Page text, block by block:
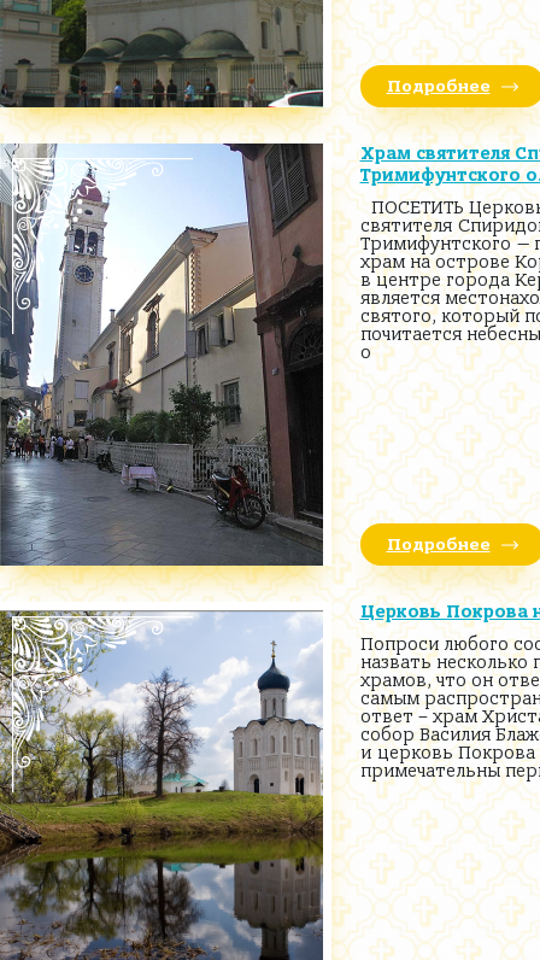
Подробнее
Храм святителя
Тримифунтского
ПОСЕТИТЬ
святителя
Тримифунтского —
храм на острове
в центре города
является
святого, который
почитается
о
Подробнее
Церковь Покрова
Попроси любого
назвать несколько
храмов, что он
самым
ответ – храм
собор Василия
и церковь
примечательны